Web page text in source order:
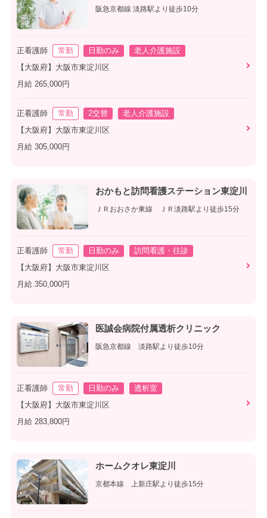
阪急京都線 淡路駅より徒歩10分
正看護師 常勤 日勤のみ
老人介護施設
【大阪府】大阪市東淀川区
月給 265,000円
正看護師 常勤 2交替
老人介護施設
【大阪府】大阪市東淀川区
月給 305,000円
おかもと訪問看護ステーション東淀川
ＪＲおおさか東線 ＪＲ淡路駅より徒歩15分
正看護師 常勤 日勤のみ
訪問看護・往診
【大阪府】大阪市東淀川区
月給 350,000円
医誠会病院付属透析クリニック
阪急京都線 淡路駅より徒歩10分
正看護師 常勤 日勤のみ
透析室
【大阪府】大阪市東淀川区
月給 283,800円
ホームクオレ東淀川
京都本線 上新庄駅より徒歩15分